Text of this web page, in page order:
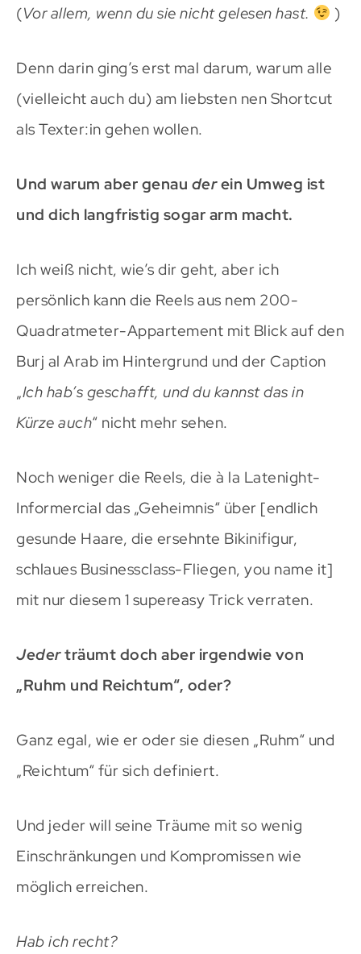
(Vor allem, wenn du sie nicht gelesen hast. )
Denn darin ging’s erst mal darum, warum alle
(vielleicht auch du) am liebsten nen Shortcut
als Texter:in gehen wollen.
Und warum aber genau derein Umweg ist
und dich langfristig sogar arm macht.
Ich weiß nicht, wie’s dir geht, aber ich
persönlich kann die Reels aus nem 200-
Quadratmeter-Appartement mit Blick auf den
Burj al Arab im Hintergrund und der Caption
„Ich hab’s geschafft, und du kannst das in
Kürze auch“ nicht mehr sehen.
Noch weniger die Reels, die à la Latenight-
Informercial das „Geheimnis“ über [endlich
gesunde Haare, die ersehnte Bikinifigur,
schlaues Businessclass-Fliegen, you name it]
mit nur diesem 1 supereasy Trick verraten.
Jederträumt doch aber irgendwie von
„Ruhm und Reichtum“, oder?
Ganz egal, wie er oder sie diesen „Ruhm“ und
„Reichtum“ für sich definiert.
Und jeder will seine Träume mit so wenig
Einschränkungen und Kompromissen wie
möglich erreichen.
Hab ich recht?